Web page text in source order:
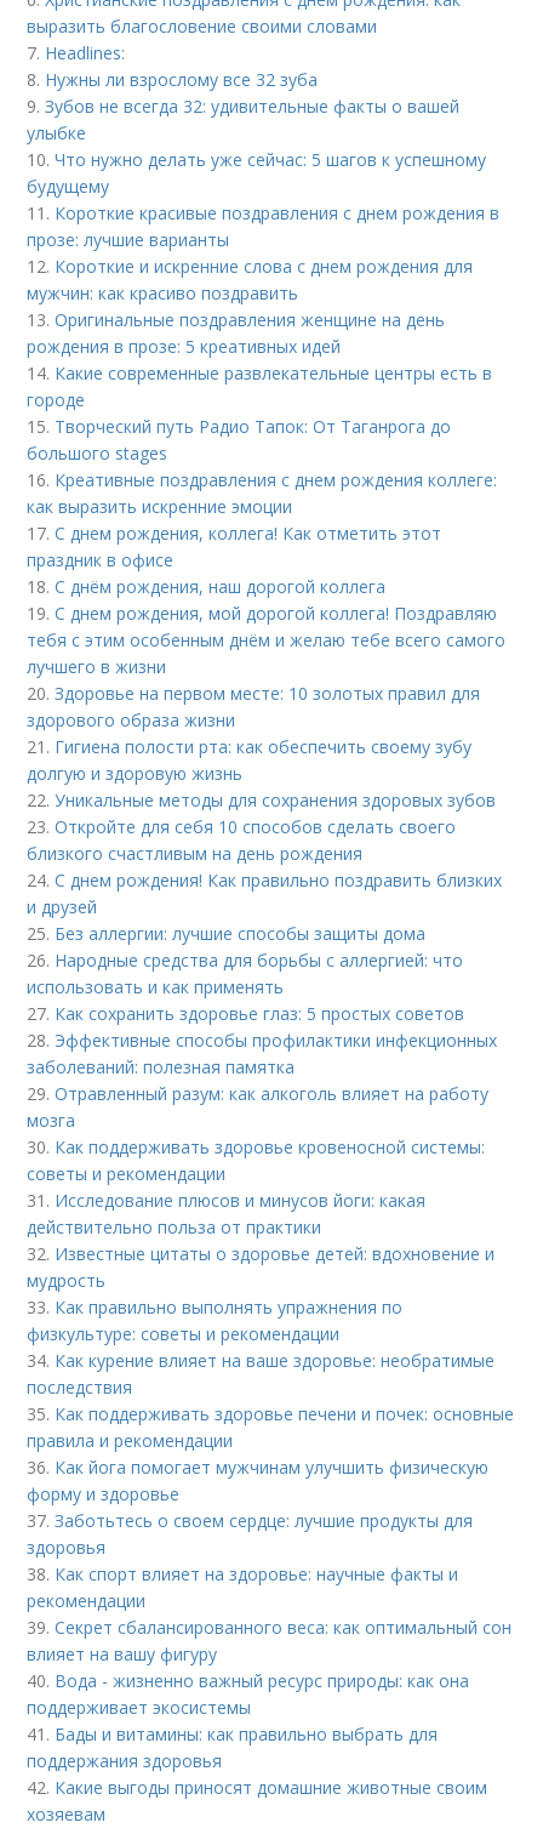
выразить благословение своими словами
7. Headlines:
8. Нужны ли взрослому все 32 зуба
9.Зубов не всегда 32: удивительные факты о вашей
улыбке
10.Что нужно делать уже сейчас: 5 шагов к успешному
будущему
11. Короткие красивые поздравления с днем рождения в
прозе: лучшие варианты
12. Короткие и искренние слова с днем рождения для
мужчин: как красиво поздравить
13.Оригинальные поздравления женщине на день
рождения в прозе: 5 креативных идей
14. Какие современные развлекательные центры есть в
городе
15. Творческий путь Радио Тапок: От Таганрога до
большого stages
16. Креативные поздравления с днем рождения коллеге:
как выразить искренние эмоции
17.С днем рождения, коллега! Как отметить этот
праздник в офисе
18.С днём рождения, наш дорогой коллега
19.С днем рождения, мой дорогой коллега! Поздравляю
тебя с этим особенным днём и желаю тебе всего самого
лучшего в жизни
20.Здоровье на первом месте: 10 золотых правил для
здорового образа жизни
21. Гигиена полости рта: как обеспечить своему зубу
долгую и здоровую жизнь
22.Уникальные методы для сохранения здоровых зубов
23.Откройте для себя 10 способов сделать своего
близкого счастливым на день рождения
24.С днем рождения! Как правильно поздравить близких
и друзей
25. Без аллергии: лучшие способы защиты дома
26. Народные средства для борьбы с аллергией: что
использовать и как применять
27. Как сохранить здоровье глаз: 5 простых советов
28. Эффективные способы профилактики инфекционных
заболеваний: полезная памятка
29.Отравленный разум: как алкоголь влияет на работу
мозга
30. Как поддерживать здоровье кровеносной системы:
советы и рекомендации
31. Исследование плюсов и минусов йоги: какая
действительно польза от практики
32. Известные цитаты о здоровье детей: вдохновение и
мудрость
33. Как правильно выполнять упражнения по
физкультуре: советы и рекомендации
34. Как курение влияет на ваше здоровье: необратимые
последствия
35. Как поддерживать здоровье печени и почек: основные
правила и рекомендации
36. Как йога помогает мужчинам улучшить физическую
форму и здоровье
37.Заботьтесь о своем сердце: лучшие продукты для
здоровья
38. Как спорт влияет на здоровье: научные факты и
рекомендации
39.Секрет сбалансированного веса: как оптимальный сон
влияет на вашу фигуру
40. Вода - жизненно важный ресурс природы: как она
поддерживает экосистемы
41. Бады и витамины: как правильно выбрать для
поддержания здоровья
42. Какие выгоды приносят домашние животные своим
хозяевам